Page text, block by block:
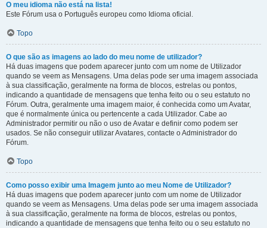
O meu idioma não está na lista!
Este Fórum usa o Português europeu como Idioma oficial.
Topo
O que são as imagens ao lado do meu nome de utilizador?
Há duas imagens que podem aparecer junto com um nome de Utilizador
quando se veem as Mensagens. Uma delas pode ser uma imagem associada
à sua classificação, geralmente na forma de blocos, estrelas ou pontos,
indicando a quantidade de mensagens que tenha feito ou o seu estatuto no
Fórum. Outra, geralmente uma imagem maior, é conhecida como um Avatar,
que é normalmente única ou pertencente a cada Utilizador. Cabe ao
Administrador permitir ou não o uso de Avatar e definir como podem ser
usados. Se não conseguir utilizar Avatares, contacte o Administrador do
Fórum.
Topo
Como posso exibir uma Imagem junto ao meu Nome de Utilizador?
Há duas imagens que podem aparecer junto com um nome de Utilizador
quando se veem as Mensagens. Uma delas pode ser uma imagem associada
à sua classificação, geralmente na forma de blocos, estrelas ou pontos,
indicando a quantidade de mensagens que tenha feito ou o seu estatuto no